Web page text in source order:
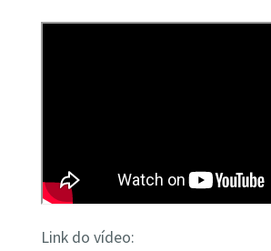
Link do vídeo: